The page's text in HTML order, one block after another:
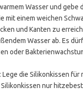
Wasser und gebe
mit einem weichen
und Kanten zu
Wasser ab. Es
oder
die Silikonkissen für
nur